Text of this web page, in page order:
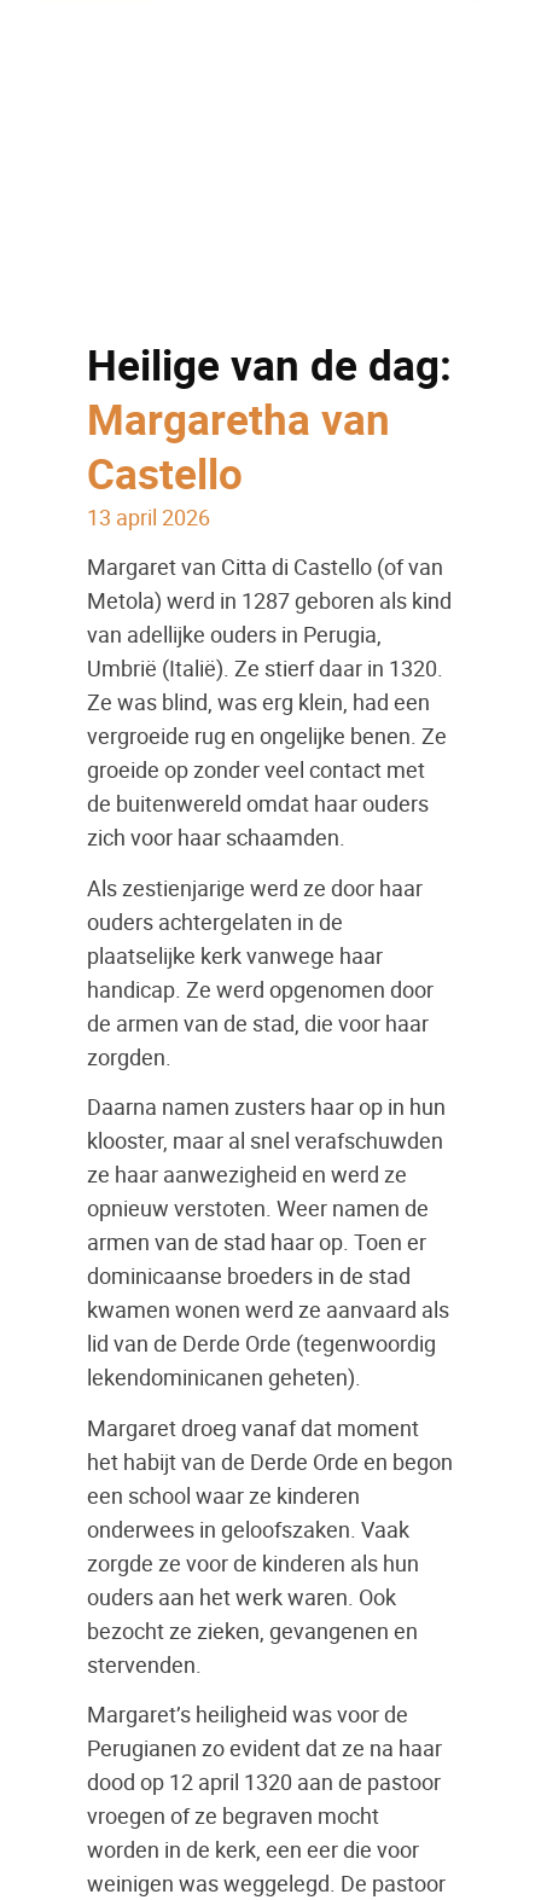
Heilige van de dag:
Margaretha van
Castello
13 april 2026
Margaret van Citta di Castello (of van
Metola) werd in 1287 geboren als kind
van adellijke ouders in Perugia,
Umbrië (Italië). Ze stierf daar in 1320.
Ze was blind, was erg klein, had een
vergroeide rug en ongelijke benen. Ze
groeide op zonder veel contact met
de buitenwereld omdat haar ouders
zich voor haar schaamden.
Als zestienjarige werd ze door haar
ouders achtergelaten in de
plaatselijke kerk vanwege haar
handicap. Ze werd opgenomen door
de armen van de stad, die voor haar
zorgden.
Daarna namen zusters haar op in hun
klooster, maar al snel verafschuwden
ze haar aanwezigheid en werd ze
opnieuw verstoten. Weer namen de
armen van de stad haar op. Toen er
dominicaanse broeders in de stad
kwamen wonen werd ze aanvaard als
lid van de Derde Orde (tegenwoordig
lekendominicanen geheten).
Margaret droeg vanaf dat moment
het habijt van de Derde Orde en begon
een school waar ze kinderen
onderwees in geloofszaken. Vaak
zorgde ze voor de kinderen als hun
ouders aan het werk waren. Ook
bezocht ze zieken, gevangenen en
stervenden.
Margaret’s heiligheid was voor de
Perugianen zo evident dat ze na haar
dood op 12 april 1320 aan de pastoor
vroegen of ze begraven mocht
worden in de kerk, een eer die voor
weinigen was weggelegd. De pastoor